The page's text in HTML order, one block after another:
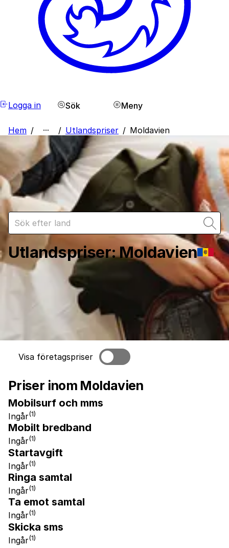
Logga in Sök Meny
Hem / / Utlandspriser / Moldavien
Utlandspriser:Moldavien
Visa företagspriser
Priser inom Moldavien
Mobilsurf och mms
Ingår(1)
Mobilt bredband
Ingår(1)
Startavgift
Ingår(1)
Ringa samtal
Ingår(1)
Ta emot samtal
Ingår(1)
Skicka sms
Ingår(1)